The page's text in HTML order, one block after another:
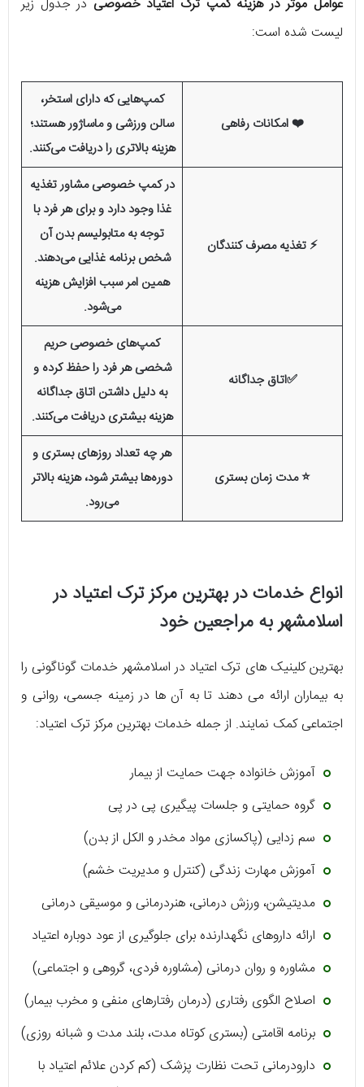
عوامل موثر در هزینه کمپ ترک اعتیاد خصوصی در جدول زیر
لیست شده است:
❤️ امکانات رفاهی
کمپ‌هایی که دارای استخر،
سالن ورزشی و ماساژور هستند؛
هزینه بالاتری را دریافت می‌کنند.
⚡ تغذیه مصرف کنندگان
در کمپ خصوصی مشاور تغذیه
غذا وجود دارد و برای هر فرد با
توجه به متابولیسم بدن آن
شخص برنامه غذایی می‌دهند.
همین امر سبب افزایش هزینه
می‌شود.
✅اتاق جداگانه
کمپ‌های خصوصی حریم
شخصی هر فرد را حفظ کرده و
به دلیل داشتن اتاق جداگانه
هزینه بیشتری دریافت می‌کنند.
⭐ مدت زمان بستری
هر چه تعداد روزهای بستری و
دوره‌ها بیشتر شود، هزینه بالاتر
می‌رود.
انواع خدمات در بهترین مرکز ترک اعتیاد در
اسلامشهر به مراجعین خود
بهترین کلینیک های ترک اعتیاد در اسلامشهر خدمات گوناگونی را
به بیماران ارائه می دهند تا به آن ها در زمینه جسمی، روانی و
اجتماعی کمک نمایند. از جمله خدمات بهترین مرکز ترک اعتیاد:
آموزش خانواده جهت حمایت از بیمار
گروه حمایتی و جلسات پیگیری پی در پی
سم زدایی (پاکسازی مواد مخدر و الکل از بدن)
آموزش مهارت زندگی (کنترل و مدیریت خشم)
مدیتیشن، ورزش درمانی، هنردرمانی و موسیقی درمانی
ارائه داروهای نگهدارنده برای جلوگیری از عود دوباره اعتیاد
مشاوره و روان درمانی (مشاوره فردی، گروهی و اجتماعی)
اصلاح الگوی رفتاری (درمان رفتارهای منفی و مخرب بیمار)
برنامه اقامتی (بستری کوتاه مدت، بلند مدت و شبانه روزی)
دارودرمانی تحت نظارت پزشک (کم کردن علائم اعتیاد با